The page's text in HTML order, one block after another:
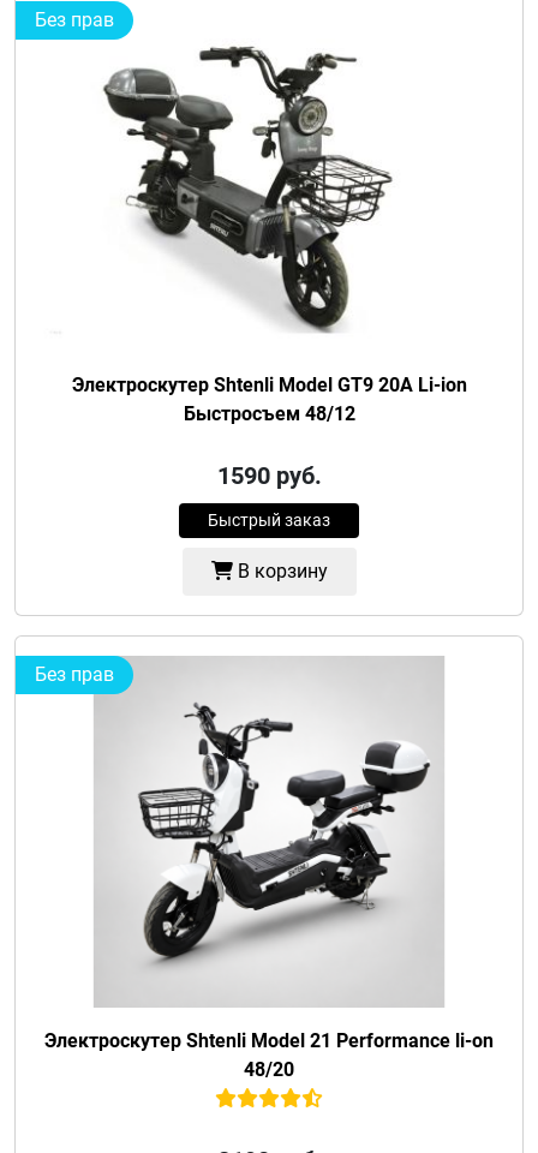
Без прав
Электроскутер Shtenli Model GT9 20A Li-ion
Быстросъем 48/12
1590руб.
Быстрый заказ
В корзину
Без прав
Электроскутер Shtenli Model 21 Performance li-on
48/20